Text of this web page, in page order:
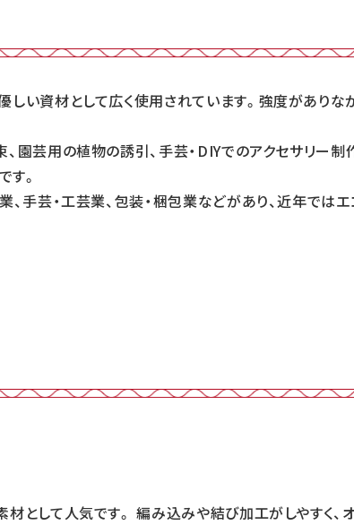
い資材として広く使用されています。強度がありな
園芸用の植物の誘引、手芸・DIYでのアクセサリー
。
、手芸・工芸業、包装・梱包業などがあり、近年で
として人気です。 編み込みや結び加工がしやすく、